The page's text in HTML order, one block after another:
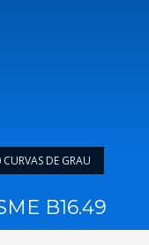
DE GRAU
B16.49